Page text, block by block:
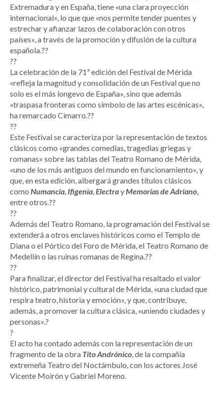
Extremadura y en España, tiene «una clara proyección
internacional», lo que que «nos permite tender puentes y
estrechar y afianzar lazos de colaboración con otros
países», a través de la promoción y difusión de la cultura
española.??
??
La celebración de la 71ª edición del Festival de Mérida
«refleja la magnitud y consolidación de un Festival que no
solo es el más longevo de España», sino que además
«traspasa fronteras como símbolo de las artes escénicas»,
ha remarcado Cimarro.??
??
Este Festival se caracteriza por la representación de textos
clásicos como «grandes comedias, tragedias griegas y
romanas» sobre las tablas del Teatro Romano de Mérida,
«uno de los más antiguos del mundo en funcionamiento», y
que, en esta edición, albergará grandes títulos clásicos
como Numancia Ifigenia Electray Memorias de Adriano
entre otros.??
??
Además del Teatro Romano, la programación del Festival se
extenderá a otros enclaves históricos como el Templo de
Diana o el Pórtico del Foro de Mérida, el Teatro Romano de
Medellín o las ruinas romanas de Regina.??
??
Para finalizar, el director del Festival ha resaltado el valor
histórico, patrimonial y cultural de Mérida, «una ciudad que
respira teatro, historia y emoción», y que, contribuye,
además, a promover la cultura clásica, «uniendo ciudades y
personas».?
?
El acto ha contado además con la representación de un
fragmento de la obra Tito Andrónico , de la compañía
extremeña Teatro del Noctámbulo, con los actores José
Vicente Moirón y Gabriel Moreno.